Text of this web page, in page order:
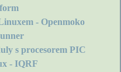
- Openmoko
s procesorem PIC
- IQRF